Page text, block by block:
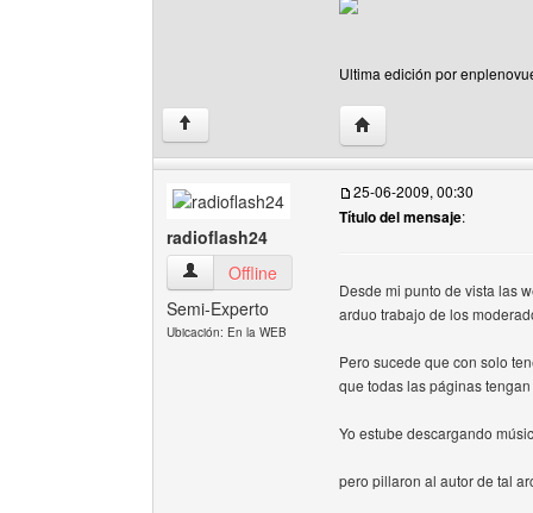
Ultima edición por
↑ Visitar sitio web del
radioflash24
radioflash24 Ver perfil del usuario
Offline
Semi-Experto
Ubicación: En la WEB
25-06-2009, 00:30
Título del mensaje:
Desde mi punto de vista las
arduo trabajo de los
Pero sucede que con solo
que todas las páginas
Yo estube descargando
pero pillaron al autor de tal